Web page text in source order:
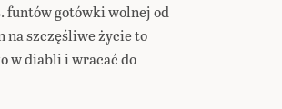
funtów gotówki wolnej od
na szczęśliwe życie to
w diabli i wracać do